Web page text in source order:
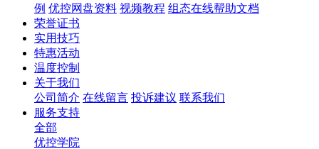
例 优控网盘资料 视频教程 组态在线帮助文档
荣誉证书
实用技巧
特惠活动
温度控制
关于我们
公司简介 在线留言 投诉建议 联系我们
服务支持
全部
优控学院